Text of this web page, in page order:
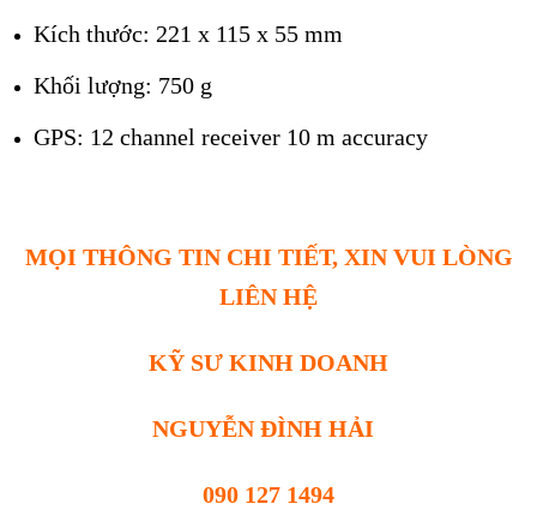
Kích thước: 221 x 115 x 55 mm
Khối lượng: 750 g
GPS: 12 channel receiver 10 m accuracy
MỌI THÔNG TIN CHI TIẾT, XIN VUI LÒNG
LIÊN HỆ
KỸ SƯ KINH DOANH
NGUYỄN ĐÌNH HẢI
090 127 1494